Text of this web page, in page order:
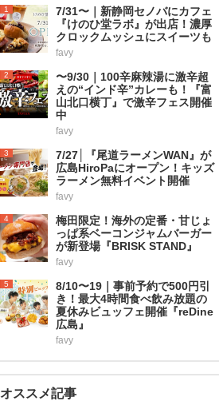
1
7/31〜｜新静岡セノバにカフェ
『けのひ堂ラボ』が出店！濃厚
クロックムッシュにスイーツも
favy
2
〜9/30｜100辛麻辣湯に激辛超
えの“インド辛”カレーも！『富
山北口横丁』で激辛フェス開催
中
favy
3
7/27│『尾道ラーメンWAN』が
広島HiroPaにオープン！キッズ
ラーメン無料イベント開催
favy
4
梅田限定！海外の定番・甘じょ
っぱ系ベーコンジャムバーガー
が新登場『BRISK STAND』
favy
5
8/10〜19｜事前予約で500円引
き！最大4時間食べ飲み放題の
夏休みビュッフェ開催『reDine
広島』
favy
オススメ記事